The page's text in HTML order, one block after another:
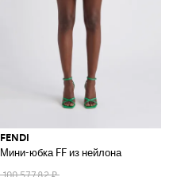
FENDI
Мини-юбка FF из нейлона